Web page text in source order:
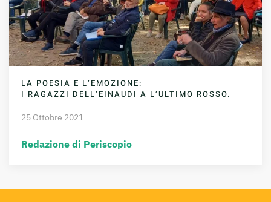
LA POESIA E L’EMOZIONE:
I RAGAZZI DELL’EINAUDI A L’ULTIMO ROSSO.
25 Ottobre 2021
Redazione di Periscopio